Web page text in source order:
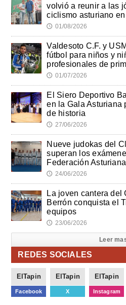
volvió a reunir a las
ciclismo asturiano
🕔 01/08/2026
Valdesoto C.F. y
fútbol para niños y
profesionales de
🕔 01/07/2026
El Siero Deportivo
en la Gala Asturiana
de historia
🕔 27/06/2026
Nueve judokas del
superan los
Federación Asturiana
🕔 24/06/2026
La joven cantera del
Berrón conquista el
equipos
🕔 23/06/2026
Leer
REDES SOCIALES
ElTapin
Facebook
ElTapin
X
ElTapin
Instagram